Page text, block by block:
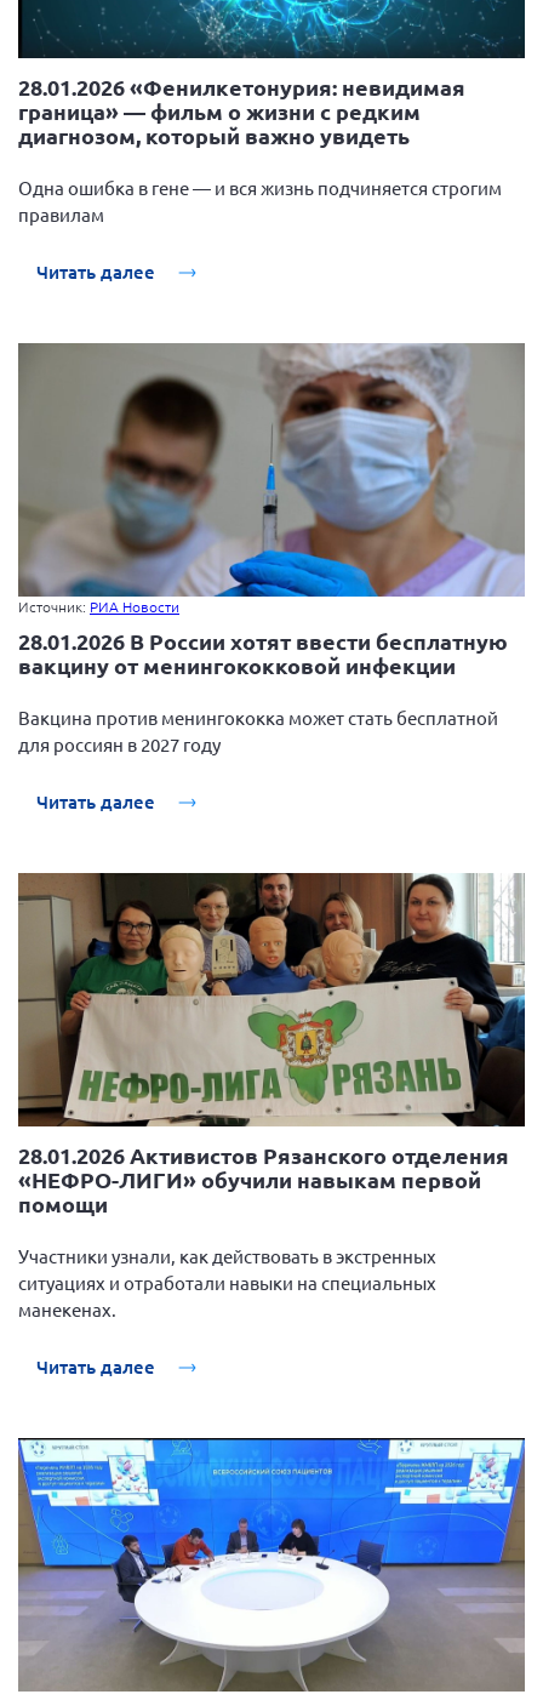
28.01.2026 «Фенилкетонурия: невидимая
граница» — фильм о жизни с редким
диагнозом, который важно увидеть
Одна ошибка в гене — и вся жизнь подчиняется строгим
правилам
Читать далее
Источник: РИА Новости
28.01.2026 В России хотят ввести бесплатную
вакцину от менингококковой инфекции
Вакцина против менингококка может стать бесплатной
для россиян в 2027 году
Читать далее
28.01.2026 Активистов Рязанского отделения
«НЕФРО-ЛИГИ» обучили навыкам первой
помощи
Участники узнали, как действовать в экстренных
ситуациях и отработали навыки на специальных
манекенах.
Читать далее